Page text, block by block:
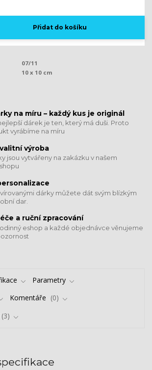
Přidat do košíku
07/11
10 x 10 cm
na míru – každý kus je originál
dárek je ten, který má duši. Proto
vyrábíme na míru
výroba
jsou vytvářeny na zakázku v našem
dárky můžete dát svým blízkým
dar.
a ruční zpracování
eshop a každé objednávce věnujeme
Parametry
Komentáře
0
3